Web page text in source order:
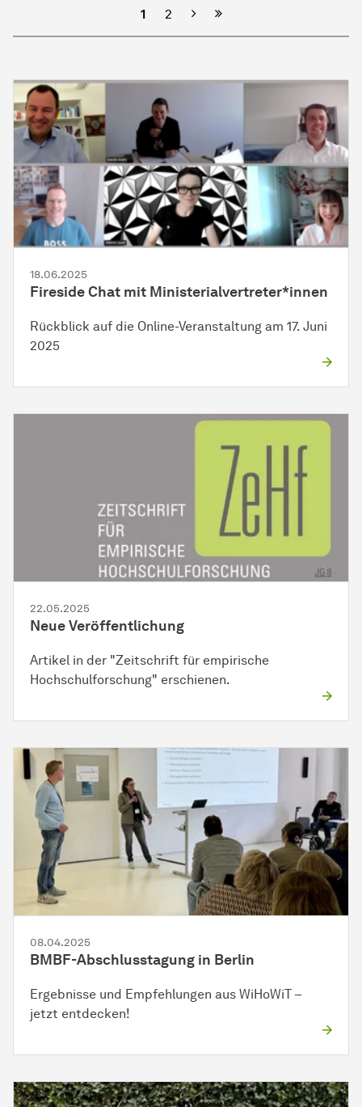
1 2 Nächste
18.06.2025
Fireside Chat mit Ministerialvertreter*innen
Rückblick auf die Online-Veranstaltung am 17. Juni
2025
22.05.2025
Neue Veröffentlichung
Artikel in der "Zeitschrift für empirische
Hochschulforschung" erschienen.
08.04.2025
BMBF-Abschlusstagung in Berlin
Ergebnisse und Empfehlungen aus WiHoWiT –
jetzt entdecken!